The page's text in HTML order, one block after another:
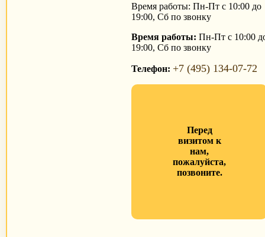
Время работы: Пн-Пт с 10:00 до
19:00, Сб по звонку
Время работы: Пн-Пт с 10:00
19:00, Сб по звонку
Телефон: +7 (495) 134-07-72
Перед
визитом к
нам,
пожалуйста,
позвоните.